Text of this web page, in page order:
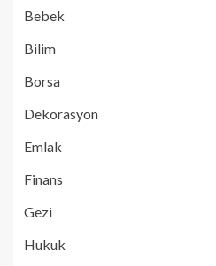
Bebek
Bilim
Borsa
Dekorasyon
Emlak
Finans
Gezi
Hukuk